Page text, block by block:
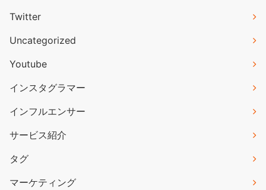
Twitter
Uncategorized
Youtube
インスタグラマー
インフルエンサー
サービス紹介
タグ
マーケティング